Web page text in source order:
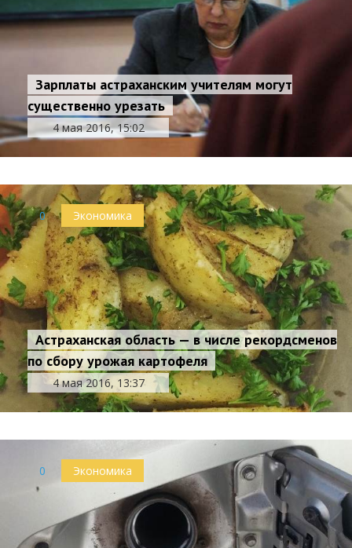
Зарплаты астраханским учителям могут
существенно урезать
4 мая 2016, 15:02
0 Экономика
Астраханская область — в числе рекордсменов
по сбору урожая картофеля
4 мая 2016, 13:37
0 Экономика